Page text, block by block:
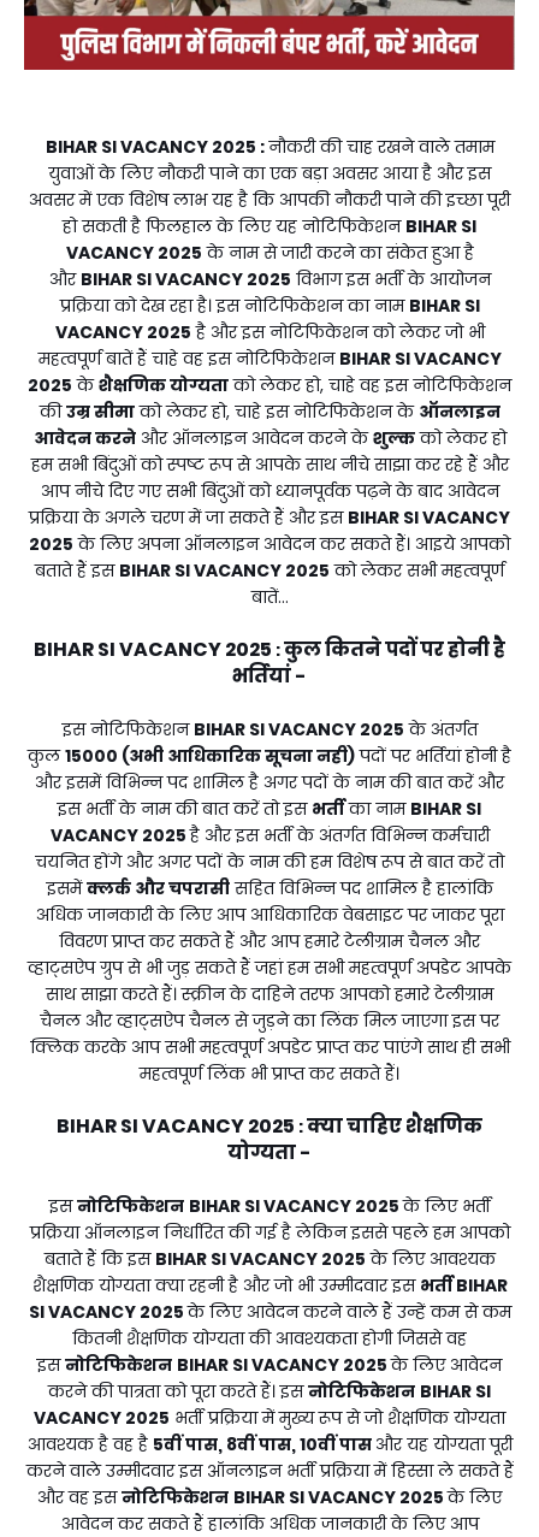
BIHAR SI VACANCY 2025 :नौकरी की चाह रखने वाले तमाम
युवाओं के लिए नौकरी पाने का एक बड़ा अवसर आया है और इस
अवसर में एक विशेष लाभ यह है कि आपकी नौकरी पाने की इच्छा पूरी
हो सकती है फिलहाल के लिए यह नोटिफिकेशन BIHAR SI
VACANCY 2025 के नाम से जारी करने का संकेत हुआ है
और BIHAR SI VACANCY 2025 विभाग इस भर्ती के आयोजन
प्रक्रिया को देख रहा है। इस नोटिफिकेशन का नाम BIHAR SI
VACANCY 2025 है और इस नोटिफिकेशन को लेकर जो भी
महत्वपूर्ण बातें हैं चाहे वह इस नोटिफिकेशन BIHAR SI VACANCY
2025 केशैक्षणिक योग्यताको लेकर हो, चाहे वह इस नोटिफिकेशन
कीउम्र सीमाको लेकर हो, चाहे इस नोटिफिकेशन के ऑनलाइन
आवेदन करनेऔर ऑनलाइन आवेदन करने केशुल्कको लेकर हो
हम सभी बिंदुओं को स्पष्ट रूप से आपके साथ नीचे साझा कर रहे हैं और
आप नीचे दिए गए सभी बिंदुओं को ध्यानपूर्वक पढ़ने के बाद आवेदन
प्रक्रिया के अगले चरण में जा सकते हैं और इस BIHAR SI VACANCY
2025 के लिए अपना ऑनलाइन आवेदन कर सकते हैं। आइये आपको
बताते हैं इस BIHAR SI VACANCY 2025 को लेकर सभी महत्वपूर्ण
बातें...
BIHAR SI VACANCY 2025 :कुल कितने पदों पर होनी है
भर्तियां -
इस नोटिफिकेशन BIHAR SI VACANCY 2025 के अंतर्गत
कुल15000 (अभी आधिकारिक सूचना नही)पदों पर भर्तियां होनी है
और इसमें विभिन्न पद शामिल है अगर पदों के नाम की बात करें और
इस भर्ती के नाम की बात करें तो इस भर्तीका नाम BIHAR SI
VACANCY 2025है और इस भर्ती के अंतर्गत विभिन्न कर्मचारी
चयनित होंगे और अगर पदों के नाम की हम विशेष रूप से बात करें तो
इसमेंक्लर्क और चपरासीसहित विभिन्न पद शामिल है हालांकि
अधिक जानकारी के लिए आप आधिकारिक वेबसाइट पर जाकर पूरा
विवरण प्राप्त कर सकते हैं और आप हमारे टेलीग्राम चैनल और
व्हाट्सऐप ग्रुप से भी जुड़ सकते हैं जहां हम सभी महत्वपूर्ण अपडेट आपके
साथ साझा करते हैं। स्क्रीन के दाहिने तरफ आपको हमारे टेलीग्राम
चैनल और व्हाट्सऐप चैनल से जुड़ने का लिंक मिल जाएगा इस पर
क्लिक करके आप सभी महत्वपूर्ण अपडेट प्राप्त कर पाएंगे साथ ही सभी
महत्वपूर्ण लिंक भी प्राप्त कर सकते हैं।
BIHAR SI VACANCY 2025 :क्या चाहिए शैक्षणिक
योग्यता -
इसनोटिफिकेशन BIHAR SI VACANCY 2025के लिए भर्ती
प्रक्रिया ऑनलाइन निर्धारित की गई है लेकिन इससे पहले हम आपको
बताते हैं कि इस BIHAR SI VACANCY 2025 के लिए आवश्यक
शैक्षणिक योग्यता क्या रहनी है और जो भी उम्मीदवार इस भर्तीBIHAR
SI VACANCY 2025के लिए आवेदन करने वाले हैं उन्हें कम से कम
कितनी शैक्षणिक योग्यता की आवश्यकता होगी जिससे वह
इसनोटिफिकेशन BIHAR SI VACANCY 2025 के लिए आवेदन
करने की पात्रता को पूरा करते हैं। इसनोटिफिकेशन BIHAR SI
VACANCY 2025 भर्ती प्रक्रिया में मुख्य रूप से जो शैक्षणिक योग्यता
आवश्यक है वह है 5वीं पास, 8वीं पास, 10वीं पास और यह योग्यता पूरी
करने वाले उम्मीदवार इस ऑनलाइन भर्ती प्रक्रिया में हिस्सा ले सकते हैं
और वह इसनोटिफिकेशन BIHAR SI VACANCY 2025 के लिए
आवेदन कर सकते हैं हालांकि अधिक जानकारी के लिए आप